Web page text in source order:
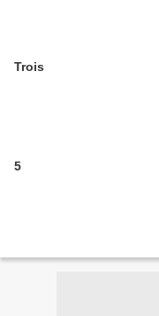
Trois
5